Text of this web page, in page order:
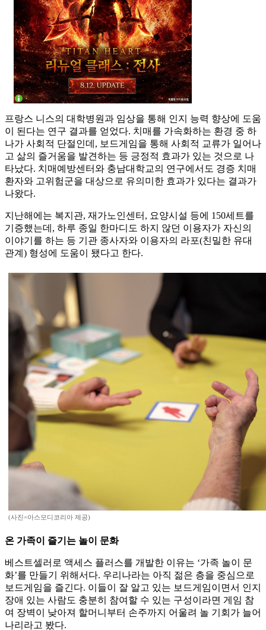
프랑스 니스의 대학병원과 임상을 통해 인지 능력 향상에 도움
이 된다는 연구 결과를 얻었다. 치매를 가속화하는 환경 중 하
나가 사회적 단절인데, 보드게임을 통해 사회적 교류가 일어나
고 삶의 즐거움을 발견하는 등 긍정적 효과가 있는 것으로 나
타났다. 치매예방센터와 충남대학교의 연구에서도 경증 치매
환자와 고위험군을 대상으로 유의미한 효과가 있다는 결과가
나왔다.
지난해에는 복지관, 재가노인센터, 요양시설 등에 150세트를
기증했는데, 하루 종일 한마디도 하지 않던 이용자가 자신의
이야기를 하는 등 기관 종사자와 이용자의 라포(친밀한 유대
관계) 형성에 도움이 됐다고 한다.
(사진=아스모디코리아 제공)
온 가족이 즐기는 놀이 문화
베스트셀러로 액세스 플러스를 개발한 이유는 ‘가족 놀이 문
화’를 만들기 위해서다. 우리나라는 아직 젊은 층을 중심으로
보드게임을 즐긴다. 이들이 잘 알고 있는 보드게임이면서 인지
장애 있는 사람도 충분히 참여할 수 있는 구성이라면 게임 참
여 장벽이 낮아져 할머니부터 손주까지 어울려 놀 기회가 늘어
나리라고 봤다.